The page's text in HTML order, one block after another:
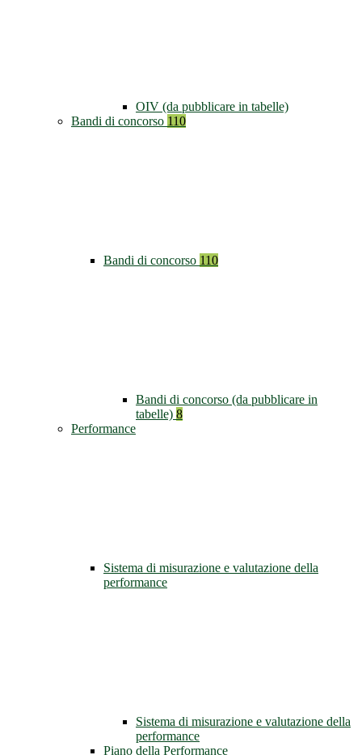
OIV (da pubblicare in tabelle)
Bandi di concorso 110
Bandi di concorso 110
Bandi di concorso (da pubblicare in
tabelle) 8
Performance
Sistema di misurazione e valutazione della
performance
Sistema di misurazione e valutazione della
performance
Piano della Performance